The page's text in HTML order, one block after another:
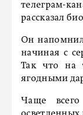
телеграм-
рассказал
Он
начиная с
Так что на
ягодными
Чаще